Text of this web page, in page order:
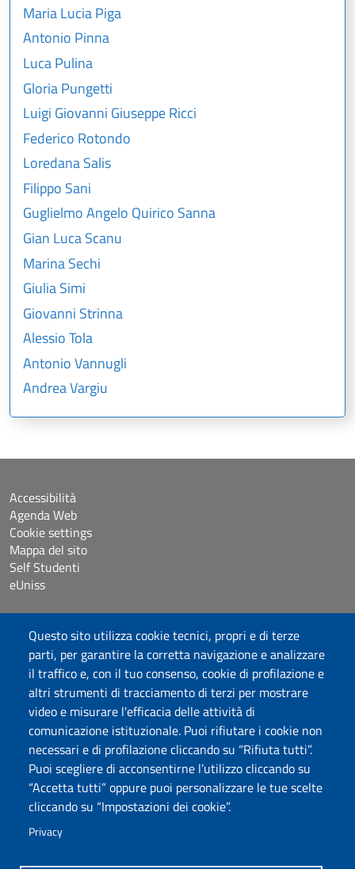
Questo sito utilizza cookie tecnici, propri e di terze
parti, per garantire la corretta navigazione e analizzare
il traffico e, con il tuo consenso, cookie di profilazione e
altri strumenti di tracciamento di terzi per mostrare
video e misurare l'efficacia delle attività di
comunicazione istituzionale. Puoi rifiutare i cookie non
necessari e di profilazione cliccando su “Rifiuta tutti”.
Puoi scegliere di acconsentirne l’utilizzo cliccando su
“Accetta tutti” oppure puoi personalizzare le tue scelte
cliccando su “Impostazioni dei cookie”.
Privacy
Maria Lucia Piga
Antonio Pinna
Luca Pulina
Gloria Pungetti
Luigi Giovanni Giuseppe Ricci
Federico Rotondo
Loredana Salis
Filippo Sani
Guglielmo Angelo Quirico Sanna
Gian Luca Scanu
Marina Sechi
Giulia Simi
Giovanni Strinna
Alessio Tola
Antonio Vannugli
Andrea Vargiu
Università degli Studi di Sassari
Dipartimento di Scienze Umanistiche e Sociali
Via Roma 151, 07100 Sassari
PEC: dip.scienze.umanistiche.sociali@pec.uniss.it
Accessibilità
Agenda Web
Cookie settings
Mappa del sito
Self Studenti
eUniss
Bandi
Dichiarazione di accessibilità
Posta elettronica @uniss.it
Protocollo
Seguici su